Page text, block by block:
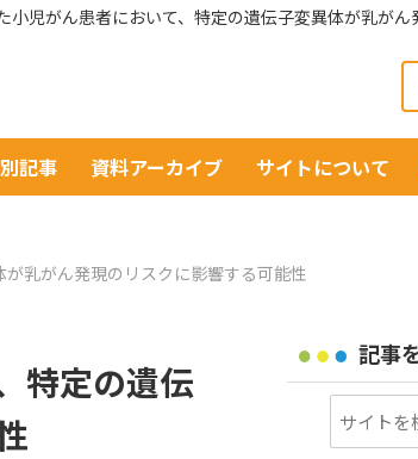
小児がん患者において、特定の遺伝子変異体が乳が
記事 資料アーカイブ サイトについて
乳がん発現のリスクに影響する可能性
特定の遺伝
記事